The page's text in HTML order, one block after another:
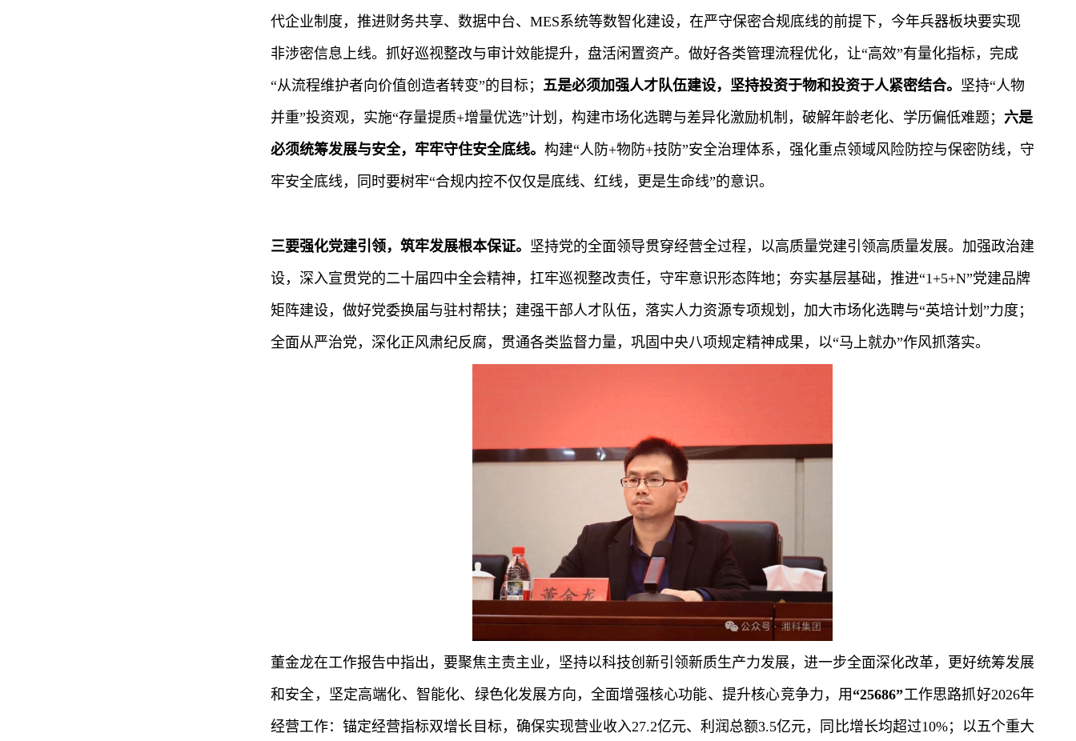
代企业制度，推进财务共享、数据中台、MES系统等数智化建设，在严守保密合规底线的前提下，今年兵器板块要实现
非涉密信息上线。抓好巡视整改与审计效能提升，盘活闲置资产。做好各类管理流程优化，让“高效”有量化指标，完成
“从流程维护者向价值创造者转变”的目标； 五是必须加强人才队伍建设，坚持投资于物和投资于人紧密结合。
坚持“人物
并重”投资观，实施“存量提质+增量优选”计划，构建市场化选聘与差异化激励机制，破解年龄老化、学历偏低难题； 六是
必须统筹发展与安全，牢牢守住安全底线。 构建“人防+物防+技防”安全治理体系，强化重点领域风险防控与保密防线，守
牢安全底线，同时要树牢“合规内控不仅仅是底线、红线，更是生命线”的意识。
三要强化党建引领，筑牢发展根本保证。
坚持党的全面领导贯穿经营全过程，以高质量党建引领高质量发展。加强政治建
设，深入宣贯党的二十届四中全会精神，扛牢巡视整改责任，守牢意识形态阵地；夯实基层基础，推进“1+5+N”党建品牌
矩阵建设，做好党委换届与驻村帮扶；建强干部人才队伍，落实人力资源专项规划，加大市场化选聘与“英培计划”力度；
全面从严治党，深化正风肃纪反腐，贯通各类监督力量，巩固中央八项规定精神成果，以“马上就办”作风抓落实。
董金龙在工作报告中指出，要聚焦主责主业，坚持以科技创新引领新质生产力发展，进一步全面深化改革，更好统筹发展
和安全，坚定高端化、智能化、绿色化发展方向，全面增强核心功能、提升核心竞争力，用 “25686”工作思路抓好2026年
经营工作：锚定经营指标双增长目标，确保实现营业收入27.2亿元、利润总额3.5亿元，同比增长均超过10%；以五个重大